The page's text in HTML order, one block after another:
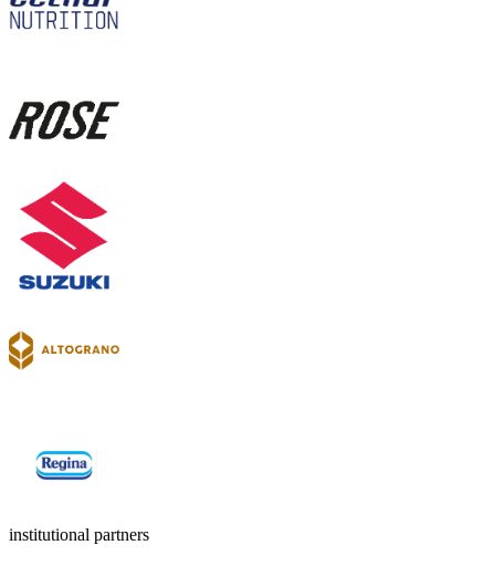
institutional partners